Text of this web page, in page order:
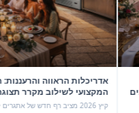
הראווה והרעננות: המדריך
המקצועי לשילוב מקרר תצוגה 125 ס"מ
2/1 רחב באירועי קיץ 2026קיץ 2026 מציב רף חדש של אתגרים קולינריים. גלו